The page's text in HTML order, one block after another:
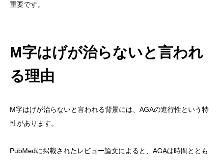
重要です。
M字はげが治らないと言われ
る理由
M字はげが治らないと言われる背景には、AGAの進行性という特
性があります。
PubMedに掲載されたレビュー論文によると、AGAは時間ととも